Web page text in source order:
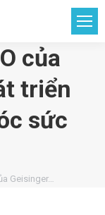
của
triển
sức
Geisinger…